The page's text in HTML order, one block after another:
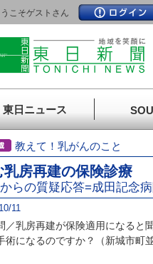
うこそゲストさん
東日ニュース
教えて！乳がんのこと
乳房再建の保険診療
らの質疑応答=成田記念
11
乳房再建が保険適用になると
術になるのですか？（新城市町